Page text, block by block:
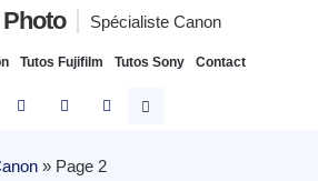
Spécialiste Canon
Tutos Fujifilm Tutos Sony Contact
» Page 2